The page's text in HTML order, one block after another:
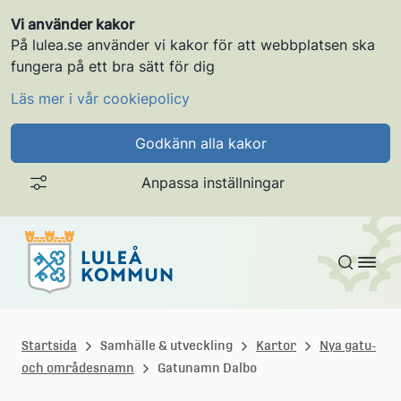
Vi använder kakor
På lulea.se använder vi kakor för att webbplatsen ska
fungera på ett bra sätt för dig
Läs mer i vår cookiepolicy
Godkänn alla kakor
Anpassa inställningar
Gå till innehållet
u
l
Startsida Samhälle & utveckling Kartor
Nya gatu-
och områdesnamn
Gatunamn Dalbo